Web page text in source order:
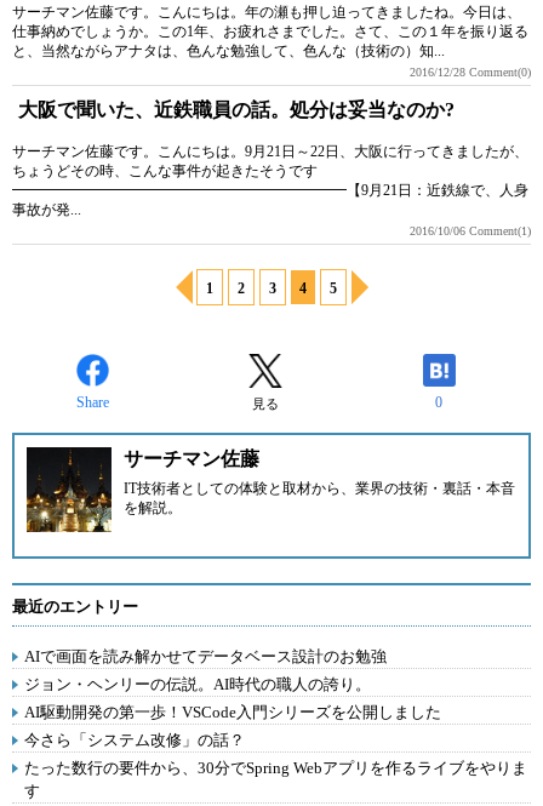
サーチマン佐藤です。こんにちは。年の瀬も押し迫ってきましたね。今日は、
仕事納めでしょうか。この1年、お疲れさまでした。さて、この１年を振り返る
と、当然ながらアナタは、色んな勉強して、色んな（技術の）知...
2016/12/28 Comment(0)
大阪で聞いた、近鉄職員の話。処分は妥当なのか?
サーチマン佐藤です。こんにちは。9月21日～22日、大阪に行ってきましたが、
ちょうどその時、こんな事件が起きたそうです
━━━━━━━━━━━━━━━━━━━━━━━【9月21日：近鉄線で、人身
事故が発...
2016/10/06 Comment(1)
1 2 3 4 5
Share 見る 0
サーチマン佐藤
IT技術者としての体験と取材から、業界の技術・裏話・本音
を解説。
最近のエントリー
AIで画面を読み解かせてデータベース設計のお勉強
ジョン・ヘンリーの伝説。AI時代の職人の誇り。
AI駆動開発の第一歩！VSCode入門シリーズを公開しました
今さら「システム改修」の話？
たった数行の要件から、30分でSpring Webアプリを作るライブをやりま
す